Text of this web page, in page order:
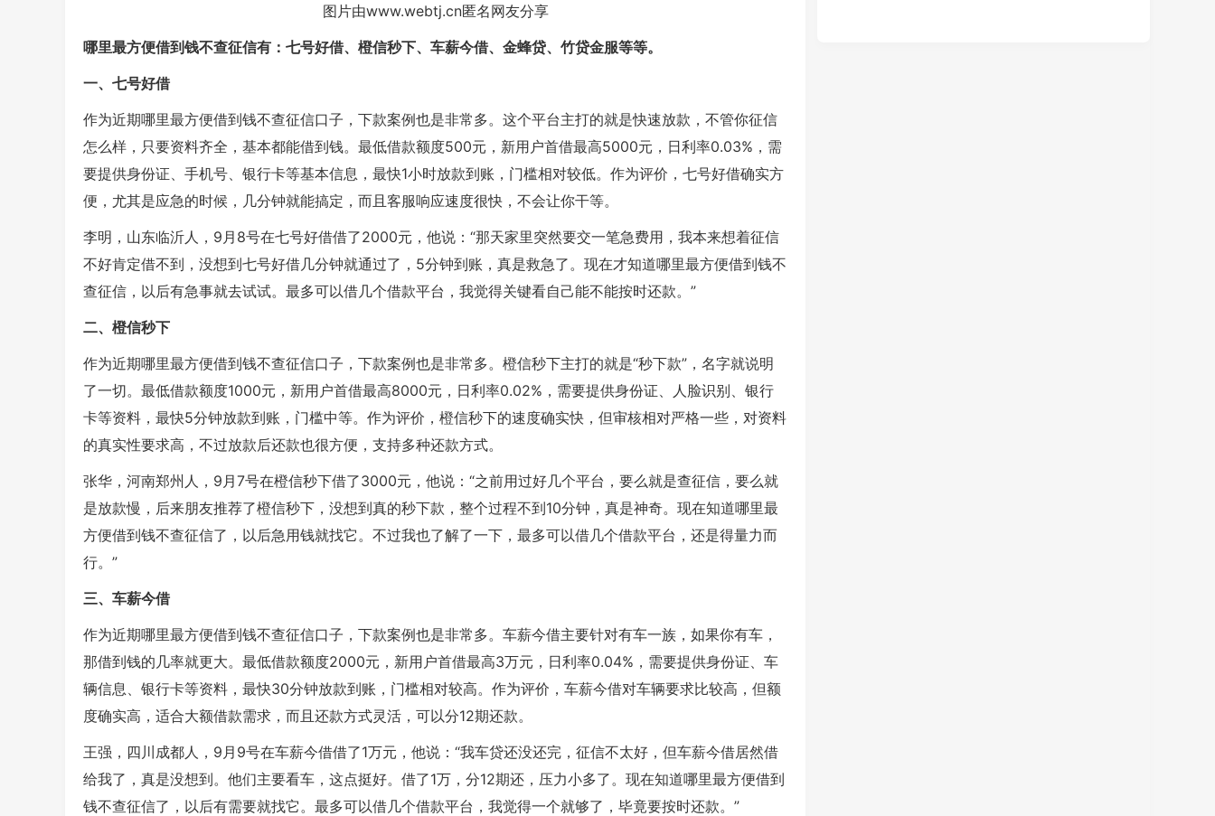
图片由www.webtj.cn匿名网友分享
哪里最方便借到钱不查征信有：七号好借、橙信秒下、车薪今借、金蜂贷、竹贷金服等等。
一、七号好借
作为近期哪里最方便借到钱不查征信口子，下款案例也是非常多。这个平台主打的就是快速放款，不管你征信
怎么样，只要资料齐全，基本都能借到钱。最低借款额度500元，新用户首借最高5000元，日利率0.03%，需
要提供身份证、手机号、银行卡等基本信息，最快1小时放款到账，门槛相对较低。作为评价，七号好借确实方
便，尤其是应急的时候，几分钟就能搞定，而且客服响应速度很快，不会让你干等。
李明，山东临沂人，9月8号在七号好借借了2000元，他说：“那天家里突然要交一笔急费用，我本来想着征信
不好肯定借不到，没想到七号好借几分钟就通过了，5分钟到账，真是救急了。现在才知道哪里最方便借到钱不
查征信，以后有急事就去试试。最多可以借几个借款平台，我觉得关键看自己能不能按时还款。”
二、橙信秒下
作为近期哪里最方便借到钱不查征信口子，下款案例也是非常多。橙信秒下主打的就是“秒下款”，名字就说明
了一切。最低借款额度1000元，新用户首借最高8000元，日利率0.02%，需要提供身份证、人脸识别、银行
卡等资料，最快5分钟放款到账，门槛中等。作为评价，橙信秒下的速度确实快，但审核相对严格一些，对资料
的真实性要求高，不过放款后还款也很方便，支持多种还款方式。
张华，河南郑州人，9月7号在橙信秒下借了3000元，他说：“之前用过好几个平台，要么就是查征信，要么就
是放款慢，后来朋友推荐了橙信秒下，没想到真的秒下款，整个过程不到10分钟，真是神奇。现在知道哪里最
方便借到钱不查征信了，以后急用钱就找它。不过我也了解了一下，最多可以借几个借款平台，还是得量力而
行。”
三、车薪今借
作为近期哪里最方便借到钱不查征信口子，下款案例也是非常多。车薪今借主要针对有车一族，如果你有车，
那借到钱的几率就更大。最低借款额度2000元，新用户首借最高3万元，日利率0.04%，需要提供身份证、车
辆信息、银行卡等资料，最快30分钟放款到账，门槛相对较高。作为评价，车薪今借对车辆要求比较高，但额
度确实高，适合大额借款需求，而且还款方式灵活，可以分12期还款。
王强，四川成都人，9月9号在车薪今借借了1万元，他说：“我车贷还没还完，征信不太好，但车薪今借居然借
给我了，真是没想到。他们主要看车，这点挺好。借了1万，分12期还，压力小多了。现在知道哪里最方便借到
钱不查征信了，以后有需要就找它。最多可以借几个借款平台，我觉得一个就够了，毕竟要按时还款。”